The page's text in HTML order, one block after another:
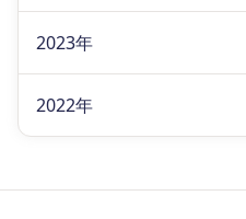
2023年
2022年